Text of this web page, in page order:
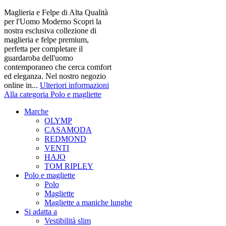
Maglieria e Felpe di Alta Qualità
per l'Uomo Moderno Scopri la
nostra esclusiva collezione di
maglieria e felpe premium,
perfetta per completare il
guardaroba dell'uomo
contemporaneo che cerca comfort
ed eleganza. Nel nostro negozio
online in... Ulteriori informazioni
Alla categoria Polo e magliette
Marche
OLYMP
CASAMODA
REDMOND
VENTI
HAJO
TOM RIPLEY
Polo e magliette
Polo
Magliette
Magliette a maniche lunghe
Si adatta a
Vestibilità slim